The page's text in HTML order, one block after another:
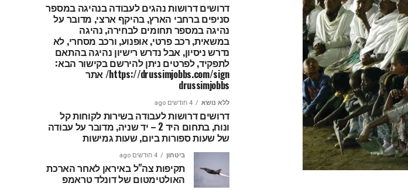
דרושים דרושות נהגים לעבודה בנהיגה במספר
סניפים ברחבי הארץ, בהיקף ארצי, מדובר על
נהיגה במספר תחומים לבחירה, נהיגה
במשאית, רכב פרטי, אופנוע, ורכב מסחרי, לא
נדרש ניסיון, אבל נדרש רישיון נהיגה בהתאם
לתפקיד, לפרטים ניתן להירשם בקישור הבא:
https://drussimjobbs.com/sign/ אתר
drussimjobbs
ללא נושא 4 חודשים ago
דרושים דרושות לעבודה בשירות לקוחות קל
ונוח, בתחום היד 2 – יד שניה, מדובר על עבודה
של שעות ספורות ביום, שעות גמישות
ביטחון 4 חודשים ago
תקיפות צה"ל באיראן לאחר הארכת
האולטימטום של דונלד טראמפ